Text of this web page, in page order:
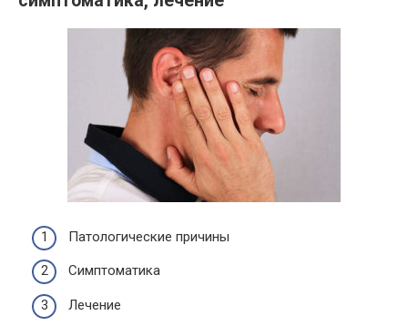
Патологические причины
Симптоматика
Лечение